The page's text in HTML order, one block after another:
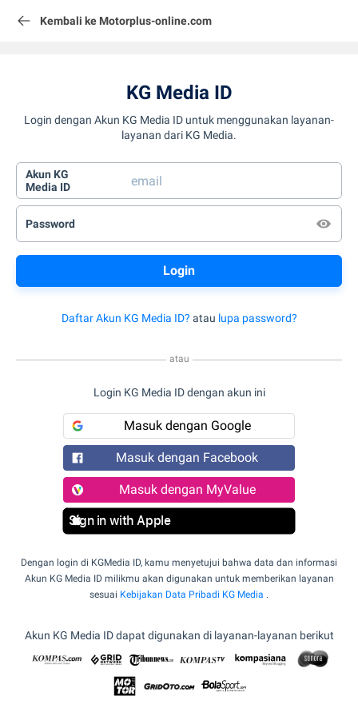
Kembali ke Motorplus-online.com
KG Media ID
Login dengan Akun KG Media ID untuk menggunakan layanan-
layanan dari KG Media.
Akun KG
Media ID
Password
Daftar Akun KG Media ID? atau lupa password?
atau
Login KG Media ID dengan akun ini
Masuk dengan Google
Masuk dengan Facebook
Masuk dengan MyValue
Sign in with Apple
Dengan login di KGMedia ID, kamu menyetujui bahwa data dan informasi
Akun KG Media ID milikmu akan digunakan untuk memberikan layanan
sesuai Kebijakan Data Pribadi KG Media .
Akun KG Media ID dapat digunakan di layanan-layanan berikut